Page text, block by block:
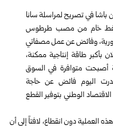
في تصريح لمراسلة سانا
نفط خام من مصب طرطوس
وفائض عن عمل مصفاتي
بأكبر طاقة إنتاجية ممكنة،
أصبحت متوافرة في السوق
اليوم فائض عن حاجة
الوطني بتوفير القطع
العملية دون انقطاع، لافتاً إلى أن